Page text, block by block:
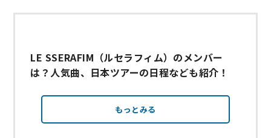
LE SSERAFIM（ルセラフィム）のメンバー
は？人気曲、日本ツアーの日程なども紹介！
もっとみる